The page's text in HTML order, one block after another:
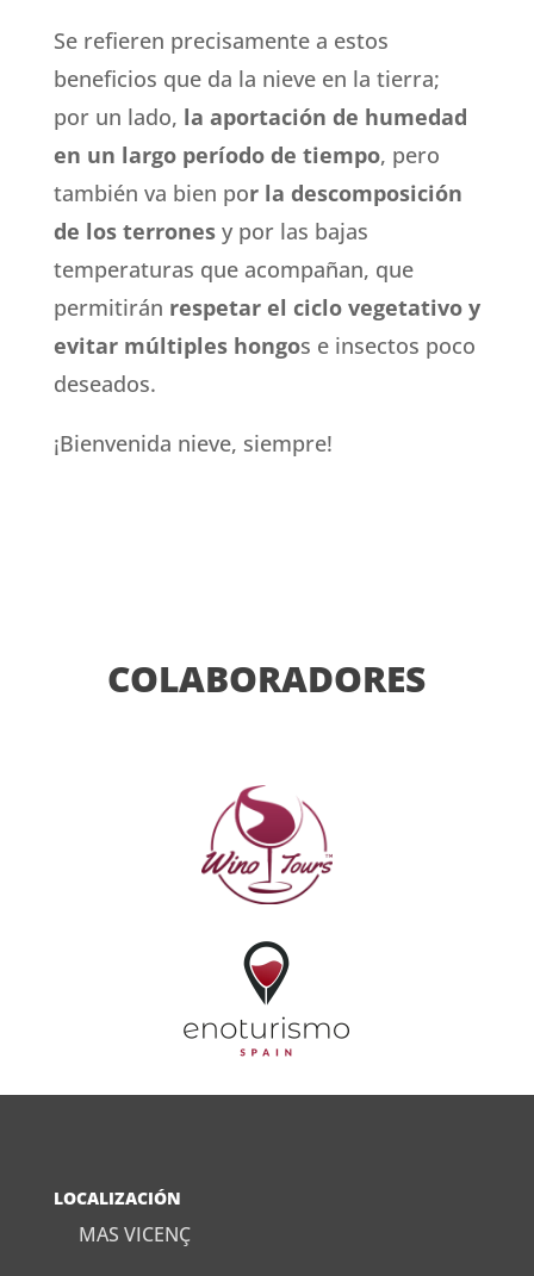
Se refieren precisamente a estos
beneficios que da la nieve en la tierra;
por un lado, la aportación de humedad
en un largo período de tiempo, pero
también va bien por la descomposición
de los terronesy por las bajas
temperaturas que acompañan, que
permitirán respetar el ciclo vegetativo y
evitar múltiples hongos e insectos poco
deseados.
¡Bienvenida nieve, siempre!
COLABORADORES
LOCALIZACIÓN
MAS VICENÇ